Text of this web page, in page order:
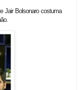
Jair Bolsonaro costuma